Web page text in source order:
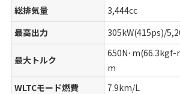
総排気量
3,444cc
最高出力
305kW(415ps)/
最大トルク
650N･m(66.3kgf-
m
WLTCモード燃費
7.9km/L